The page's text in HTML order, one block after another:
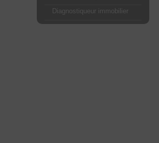
Diagnostiqueur immobilier